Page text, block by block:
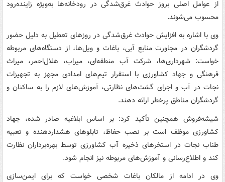
از عوامل اصلی بروز حوادث غرق‌شدگی در رودخانه‌ها به‌ویژه زاینده‌رود
محسوب می‌شوند.
وی با اشاره به افزایش حوادث غرق‌شدگی در روزهای تعطیل به دلیل حضور
گردشگران در مجاورت منابع آبی، باغات و ویل‌ها، از دستگاه‌های مربوطه
خواست: شهرداری‌ها، شرکت آب منطقه‌ای، میراب، هلال‌احمر، میراث
فرهنگی و جهاد کشاورزی با استقرار تیم‌های امدادی مجهز به تجهیزات
نجات در آب و اجرای گشت‌های نظارتی، آموزش‌های لازم را به ساکنان و
گردشگران مناطق پرخطر ارائه دهند.
شیشه‌فروش همچنین تأکید کرد: بر اساس ابلاغیه صادر شده، جهاد
کشاورزی موظف است بر نصب حفاظ، تابلوهای هشداردهنده و تعبیه
طناب نجات در استخرهای ذخیره آب کشاورزی توسط بهره‌برداران نظارت
کند و اطلاع‌رسانی و آموزش‌های مربوطه نیز انجام شود.
وی در ادامه از مالکان باغات شخصی خواست که برای ایمن‌سازی